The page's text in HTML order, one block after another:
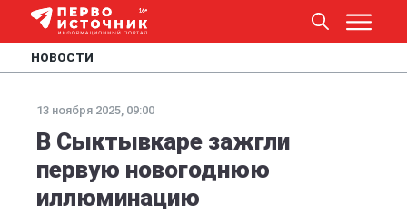
НОВОСТИ
13 ноября 2025, 09:00
В Сыктывкаре зажгли
первую новогоднюю
иллюминацию